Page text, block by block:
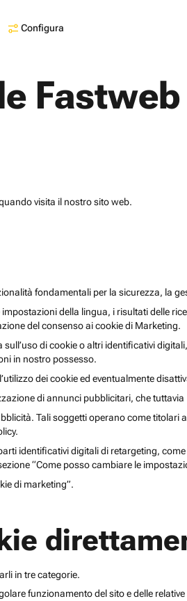
Configura
Fastweb
visita il nostro sito web.
fondamentali per la sicurezza, la
della lingua, i risultati delle
del consenso ai cookie di Marketing.
di cookie o altri identificativi
in nostro possesso.
dei cookie ed eventualmente
di annunci pubblicitari, che
Tali soggetti operano come
identificativi digitali di retargeting,
“Come posso cambiare le
di marketing”.
in tre categorie.
funzionamento del sito e delle